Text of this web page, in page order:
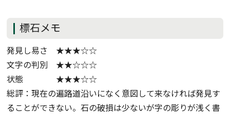
標石メモ
発見し易さ ★★★☆☆
文字の判別 ★★☆☆☆
状態 ★★★☆☆
総評：現在の遍路道沿いになく意図して来なければ発見す
ることができない。石の破損は少ないが字の彫りが浅く書